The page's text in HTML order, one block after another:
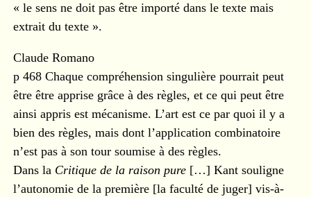
« le sens ne doit pas être importé dans le texte mais
extrait du texte ».
Claude Romano
p 468 Chaque compréhension singulière pourrait peut
être être apprise grâce à des règles, et ce qui peut être
ainsi appris est mécanisme. L’art est ce par quoi il y a
bien des règles, mais dont l’application combinatoire
n’est pas à son tour soumise à des règles.
Dans la Critique de la raison pure […] Kant souligne
l’autonomie de la première [la faculté de juger] vis-à-